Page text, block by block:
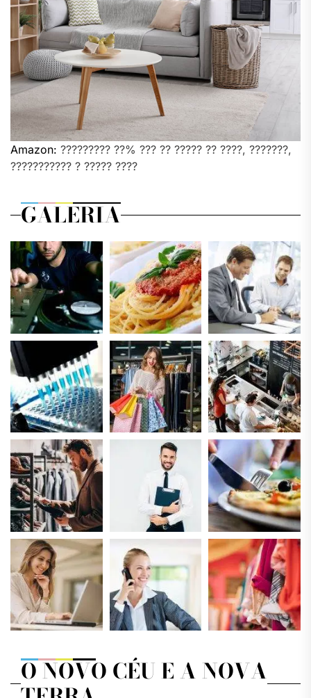
Amazon: ????????? ??% ??? ?? ????? ?? ????, ???????,
??????????? ? ????? ????
GALERIA
O NOVO CÉU E A NOVA